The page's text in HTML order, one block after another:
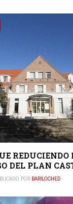
DEL PLAN
POR BARILOCHED